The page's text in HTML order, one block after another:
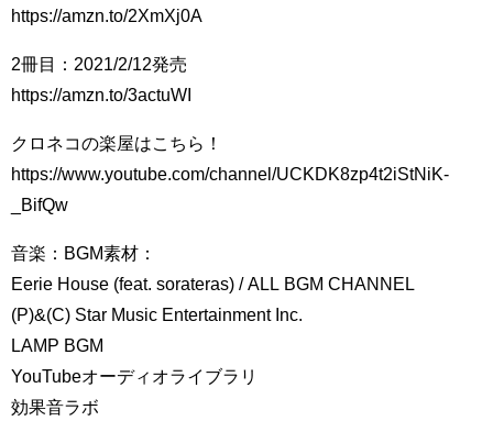
https://amzn.to/2XmXj0A
2冊目：2021/2/12発売
https://amzn.to/3actuWI
クロネコの楽屋はこちら！
https://www.youtube.com/channel/UCKDK8zp4t2iStNiK-
_BifQw
音楽：BGM素材：
Eerie House (feat. sorateras) / ALL BGM CHANNEL
(P)&(C) Star Music Entertainment Inc.
LAMP BGM
YouTubeオーディオライブラリ
効果音ラボ